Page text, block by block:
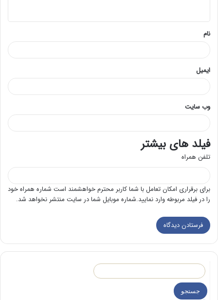
*
نام
ایمیل
وب‌ سایت
فیلد های بیشتر
تلفن همراه
برای برقراری امکان تعامل با شما کاربر محترم خواهشمند است شماره همراه خود
را در فیلد مربوطه وارد نمایید.شماره موبایل شما در سایت منتشر نخواهد شد.